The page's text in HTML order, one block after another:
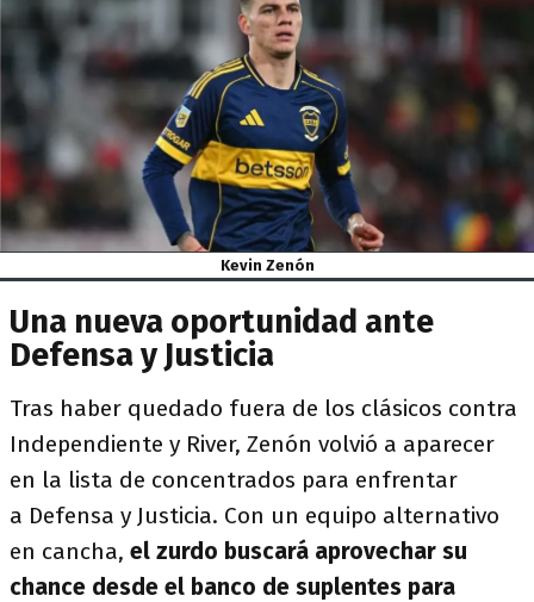
Kevin Zenón
Una nueva oportunidad ante
Defensa y Justicia
Tras haber quedado fuera de los clásicos contra
Independiente y River, Zenón volvió a aparecer
en la lista de concentrados para enfrentar
a Defensa y Justicia. Con un equipo alternativo
en cancha, el zurdo buscará aprovechar su
chance desde el banco de suplentes para